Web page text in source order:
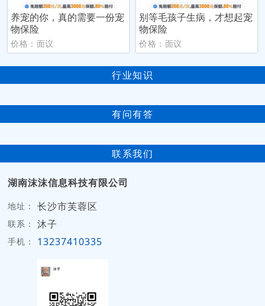
养宠的你，真的需要一份宠
物保险
价格：面议
别等毛孩子生病，才想起宠
物保险
价格：面议
行业知识
有问有答
联系我们
湖南沫沫信息科技有限公司
地址： 长沙市芙蓉区
联系： 沐子
手机： 13237410335